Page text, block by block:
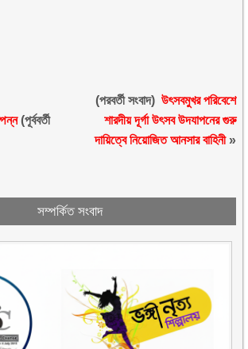
(পূর্ববর্তী
(পরবর্তী সংবাদ) উৎসবমুখর পরিবেশে
শারদীয় দূর্গা উৎসব উদযাপনের গুরু
দায়িত্বে নিয়োজিত আনসার বাহিনী»
সম্পর্কিত সংবাদ